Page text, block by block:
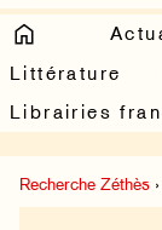
Littérature
Librairies
Recherche Zéthès